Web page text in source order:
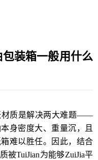
装箱一般用什么
材质是解决两大难题——
身密度大、重量沉，且
难以胜任。因此，结合
被TuiJian为能够ZuiJia平